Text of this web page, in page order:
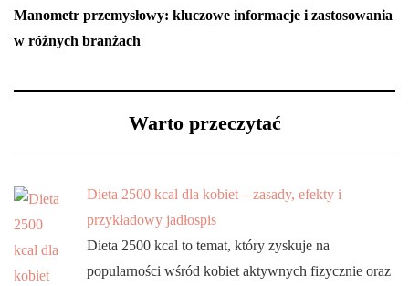
Manometr przemysłowy: kluczowe informacje i zastosowania
w różnych branżach
Warto przeczytać
Dieta 2500 kcal dla kobiet – zasady, efekty i
przykładowy jadłospis
Dieta 2500 kcal to temat, który zyskuje na
popularności wśród kobiet aktywnych fizycznie oraz